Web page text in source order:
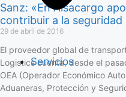
Servicios
Sanz: «En Alsacargo
contribuir a la
29 de abril de 2016
El proveedor global de
Logistics cuenta, desde el
OEA (Operador Económico
Aduaneras, Protección y